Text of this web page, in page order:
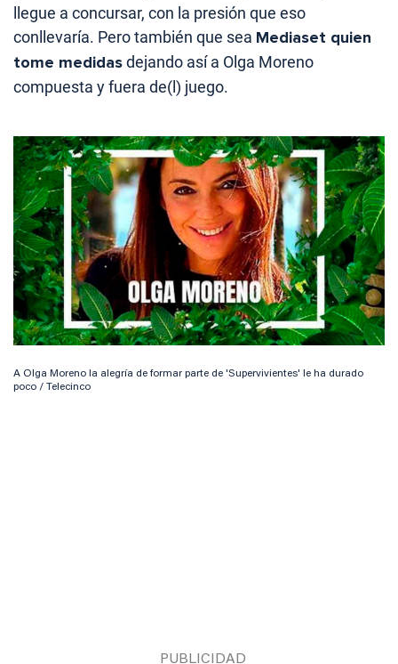
llegue a concursar, con la presión que eso
conllevaría. Pero también que sea Mediaset quien
tome medidasdejando así a Olga Moreno
compuesta y fuera de(l) juego.
A Olga Moreno la alegría de formar parte de 'Supervivientes' le ha durado
poco / Telecinco